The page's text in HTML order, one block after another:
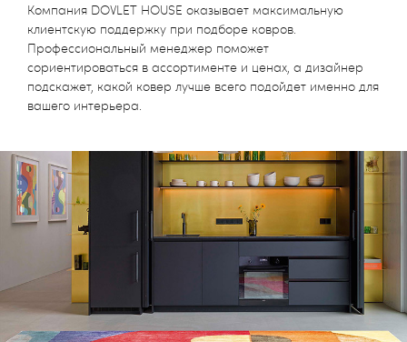
Компания DOVLET HOUSE оказывает максимальную
клиентскую поддержку при подборе ковров.
Профессиональный менеджер поможет
сориентироваться в ассортименте и ценах, а дизайнер
подскажет, какой ковер лучше всего подойдет именно для
вашего интерьера.